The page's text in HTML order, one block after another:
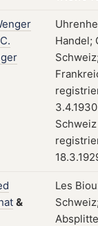
Handel;
Schweiz
&
Les